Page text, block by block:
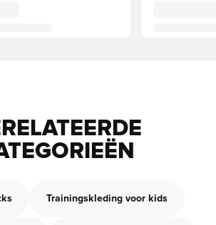
Trainingskleding voor kids